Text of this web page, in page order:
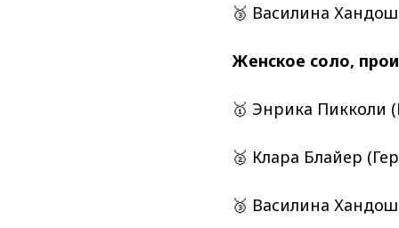
🥉 Василина
Женское соло,
🥇 Энрика Пикколи
🥈 Клара Блайер
🥉 Василина